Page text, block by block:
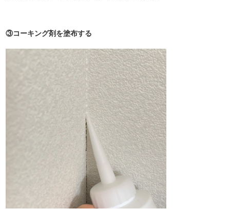
③コーキング剤を塗布する